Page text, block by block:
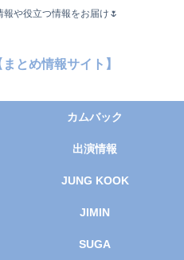
や役立つ情報をお届け🌷
とめ情報サイト】
カムバック
出演情報
JUNG KOOK
JIMIN
SUGA